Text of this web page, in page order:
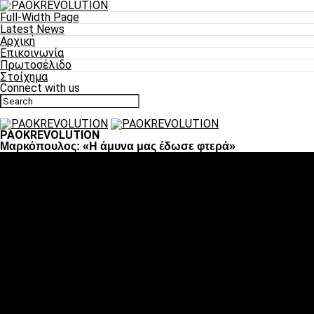
Full-Width Page
Latest News
Αρχική
Επικοινωνία
Πρωτοσέλιδο
Στοίχημα
Connect with us
PAOKREVOLUTION
Μαρκόπουλος: «Η άμυνα μας έδωσε φτερά»